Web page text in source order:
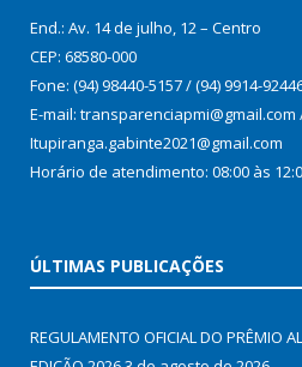
End.: Av. 14 de julho, 12 – Centro
CEP: 68580-000
Fone: (94) 98440-5157 / (94) 9914-
E-mail: transparenciapmi@gmail.com
Itupiranga.gabinte2021@gmail.com
Horário de atendimento: 08:00 às
ÚLTIMAS PUBLICAÇÕES
REGULAMENTO OFICIAL DO PRÊMIO